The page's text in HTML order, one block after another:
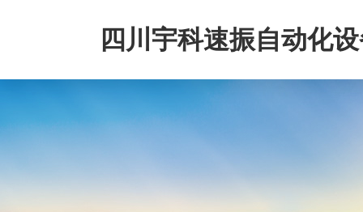
四川宇科速振自动化
公司